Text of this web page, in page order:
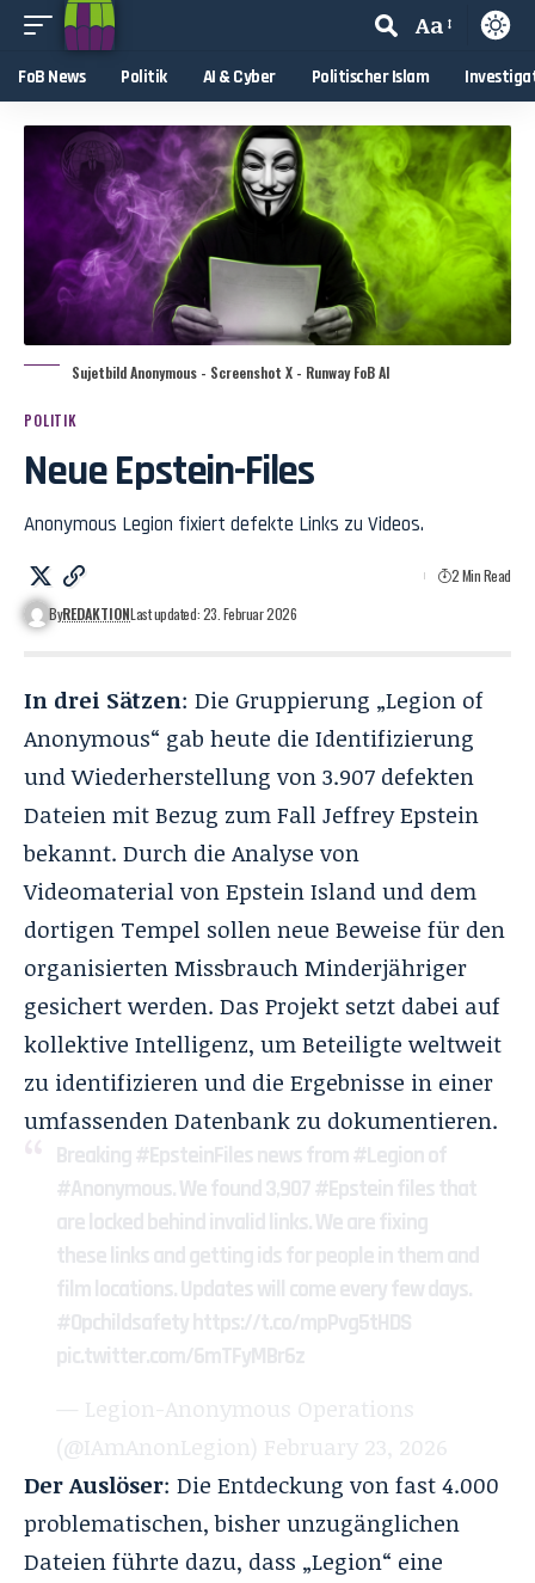
Aa
FoB News Politik AI & Cyber Politischer Islam
Sujetbild Anonymous - Screenshot X - Runway FoB AI
POLITIK
Neue Epstein-Files
Anonymous Legion fixiert defekte Links zu Videos.
ByREDAKTIONLast updated: 23. Februar 2026
2 Min Read
In drei Sätzen: Die Gruppierung „Legion of
Anonymous“ gab heute die Identifizierung
und Wiederherstellung von 3.907 defekten
Dateien mit Bezug zum Fall Jeffrey Epstein
bekannt. Durch die Analyse von
Videomaterial von Epstein Island und dem
dortigen Tempel sollen neue Beweise für den
organisierten Missbrauch Minderjähriger
gesichert werden. Das Projekt setzt dabei auf
kollektive Intelligenz, um Beteiligte weltweit
zu identifizieren und die Ergebnisse in einer
umfassenden Datenbank zu dokumentieren.
Breaking#EpsteinFiles news from#Legionof
#Anonymous. We found 3,907#Epsteinfiles that
are locked behind invalid links. We are fixing
these links and getting ids for people in them and
film locations. Updates will come every few days.
#Opchildsafetyhttps://t.co/mpPvg5tHDS
pic.twitter.com/6mTFyMBr6z
— Legion-Anonymous Operations
(@IAmAnonLegion) February 23, 2026
Der Auslöser: Die Entdeckung von fast 4.000
problematischen, bisher unzugänglichen
Dateien führte dazu, dass „Legion“ eine